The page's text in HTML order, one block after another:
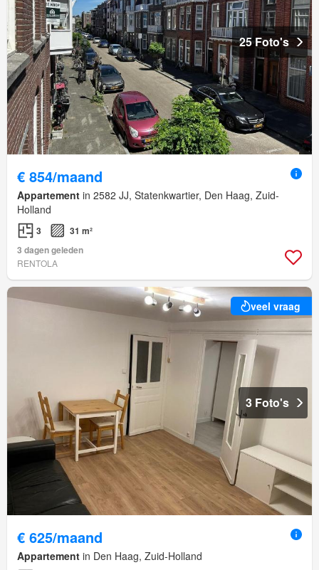
25 Foto's
€ 854/maand
Appartement in 2582 JJ, Statenkwartier, Den Haag, Zuid-
Holland
3
31 m²
3 dagen geleden
RENTOLA
veel vraag
3 Foto's
€ 625/maand
Appartement in Den Haag, Zuid-Holland